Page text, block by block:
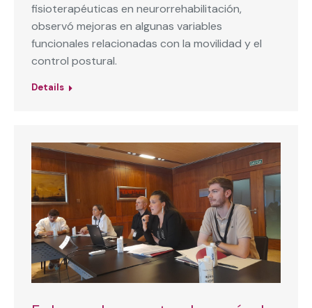
fisioterapéuticas en neurorrehabilitación,
observó mejoras en algunas variables
funcionales relacionadas con la movilidad y el
control postural.
Details